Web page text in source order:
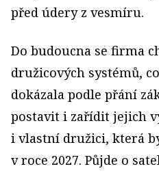
před údery z vesmíru.
Do budoucna se firma
družicových systémů,
dokázala podle přání
postavit i zařídit jejich
i vlastní družici, která
v roce 2027. Půjde o